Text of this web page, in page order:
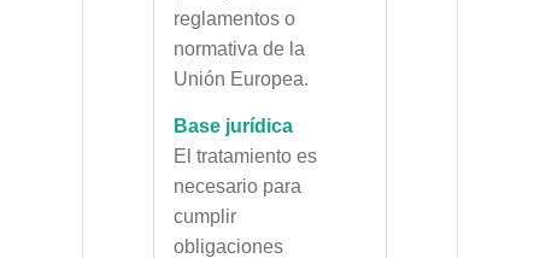
reglamentos o
normativa de la
Unión Europea.
Base jurídica
El tratamiento es
necesario para
cumplir
obligaciones